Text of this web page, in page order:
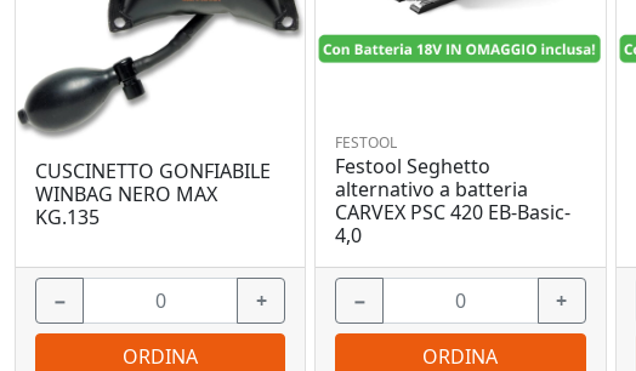
CUSCINETTO GONFIABILE
WINBAG NERO MAX
KG.135
− +
ORDINA
FESTOOL
Festool Seghetto
alternativo a batteria
CARVEX PSC 420 EB-Basic-
4,0
− +
ORDINA